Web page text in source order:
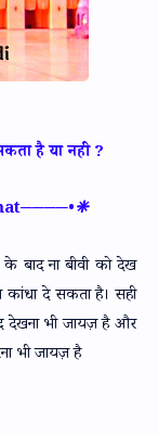
है या नही ?
बाद ना बीवी को देख
दे सकता है। सही
देखना भी जायज़ है और
भी जायज़ है